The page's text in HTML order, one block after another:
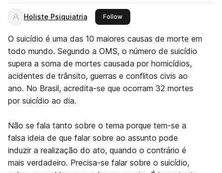
Holiste Psiquiatria Followthis publisher
O suicídio é uma das 10 maiores causas de morte em
todo mundo. Segundo a OMS, o número de suicídio
supera a soma de mortes causada por homicídios,
acidentes de trânsito, guerras e conflitos civis ao
ano. No Brasil, acredita-se que ocorram 32 mortes
por suicídio ao dia.
Não se fala tanto sobre o tema porque tem-se a
falsa ideia de que falar sobre ao assunto pode
induzir a realização do ato, quando o contrário é
mais verdadeiro. Precisa-se falar sobre o suicídio,